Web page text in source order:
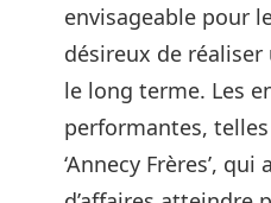
envisageable pour
désireux de
le long terme. Les
performantes,
‘Annecy Frères’,